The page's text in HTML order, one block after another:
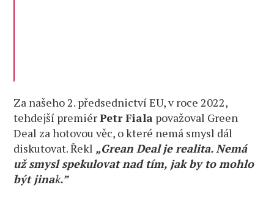
Za našeho 2. předsednictví EU, v roce 2022,
tehdejší premiérPetr Fiala považoval Green
Deal za hotovou věc, o které nemá smysl dál
diskutovat. Řekl „Grean Dealje realita. Nemá
už smysl spekulovat nad tím, jak by to mohlo
být jinak.”